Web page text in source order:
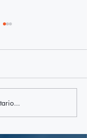
Hampton
Seguridad
de